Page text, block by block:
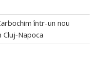
într-un nou
Napoca